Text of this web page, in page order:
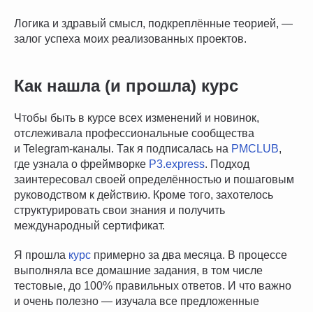
Логика и здравый смысл, подкреплённые теорией, —
залог успеха моих реализованных проектов.
Как нашла (и прошла) курс
Чтобы быть в курсе всех изменений и новинок,
отслеживала профессиональные сообщества
и Telegram-каналы. Так я подписалась на PMCLUB,
где узнала о фреймворке P3.express. Подход
заинтересовал своей определённостью и пошаговым
руководством к действию. Кроме того, захотелось
структурировать свои знания и получить
международный сертификат.
Я прошла курс примерно за два месяца. В процессе
выполняла все домашние задания, в том числе
тестовые, до 100% правильных ответов. И что важно
и очень полезно — изучала все предложенные